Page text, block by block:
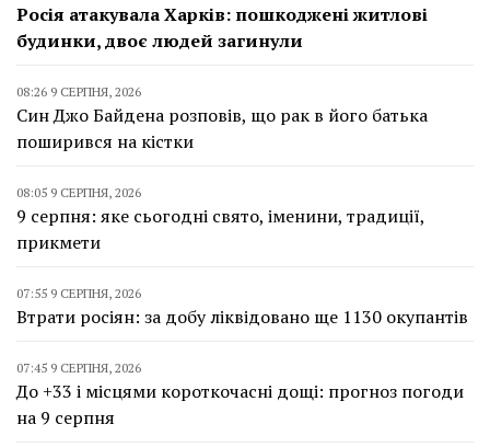
Росія атакувала Харків: пошкоджені житлові
будинки, двоє людей загинули
08:26 9 СЕРПНЯ, 2026
Син Джо Байдена розповів, що рак в його батька
поширився на кістки
08:05 9 СЕРПНЯ, 2026
9 серпня: яке сьогодні свято, іменини, традиції,
прикмети
07:55 9 СЕРПНЯ, 2026
Втрати росіян: за добу ліквідовано ще 1130 окупантів
07:45 9 СЕРПНЯ, 2026
До +33 і місцями короткочасні дощі: прогноз погоди
на 9 серпня